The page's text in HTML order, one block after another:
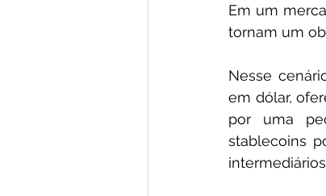
Em um
tornam um
Nesse
em dólar,
por uma
stablecoins